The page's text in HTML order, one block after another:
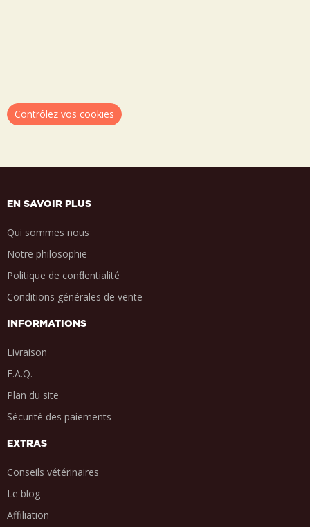
Contrôlez vos cookies
EN SAVOIR PLUS
Qui sommes nous
Notre philosophie
Politique de confidentialité
Conditions générales de vente
INFORMATIONS
Livraison
F.A.Q.
Plan du site
Sécurité des paiements
EXTRAS
Conseils vétérinaires
Le blog
Affiliation